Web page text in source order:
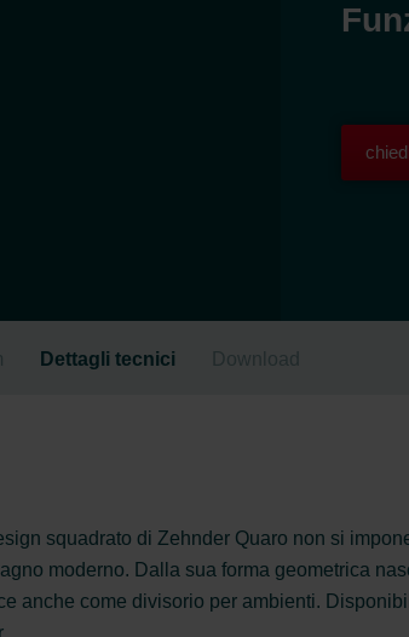
Dettagli tecnici Download
squadrato di Zehnder Quaro non si
moderno. Dalla sua forma geometrica
anche come divisorio per ambienti.